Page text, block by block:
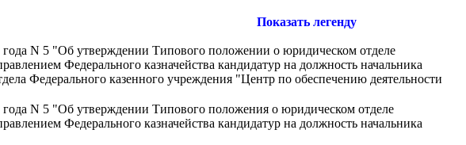
Показать легенду
года N 5 "Об утверждении Типового положении о юридическом отделе
Федерального казначейства кандидатур на должность начальника
Федерального казенного учреждения "Центр по обеспечению деятельности
N 5 "Об утверждении Типового положения о юридическом отделе
Федерального казначейства кандидатур на должность начальника